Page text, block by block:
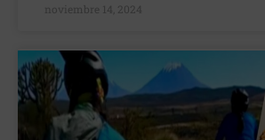
noviembre 14, 2024